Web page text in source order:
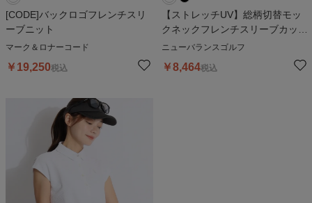
[CODE]バックロゴフレンチスリ
ーブニット
マーク＆ロナーコード
￥ 19,250税込
【ストレッチUV】総柄切替モッ
クネックフレンチスリーブカット
ソー
ニューバランスゴルフ
￥8,464税込